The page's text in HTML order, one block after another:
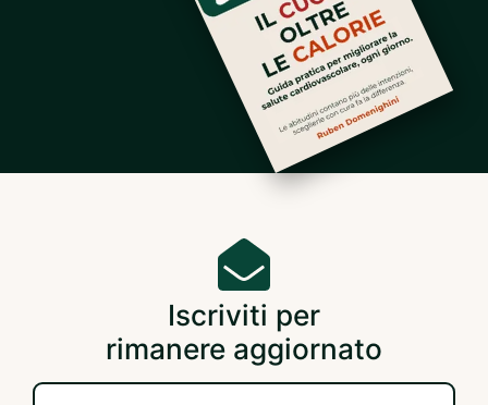
Iscriviti per
rimanere aggiornato